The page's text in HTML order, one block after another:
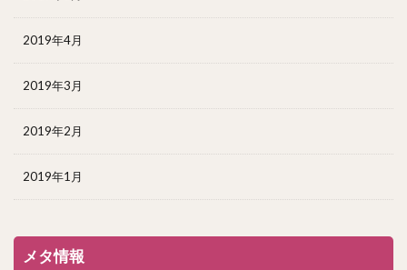
2019年4月
2019年3月
2019年2月
2019年1月
メタ情報